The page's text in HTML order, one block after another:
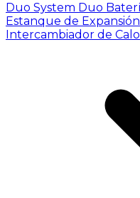
Duo System Duo
Estanque de Expansión
Intercambiador de